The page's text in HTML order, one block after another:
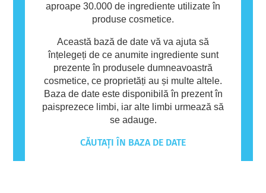
aproape 30.000 de ingrediente utilizate în
produse cosmetice.
Această bază de date vă va ajuta să
înțelegeți de ce anumite ingrediente sunt
prezente în produsele dumneavoastră
cosmetice, ce proprietăți au și multe altele.
Baza de date este disponibilă în prezent în
paisprezece limbi, iar alte limbi urmează să
se adauge.
CĂUTAȚI ÎN BAZA DE DATE